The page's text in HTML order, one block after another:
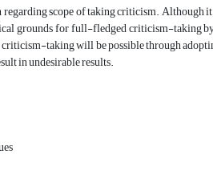
scope of taking criticism. Although
grounds for full-fledged criticism-taking
taking will be possible through
in undesirable results.